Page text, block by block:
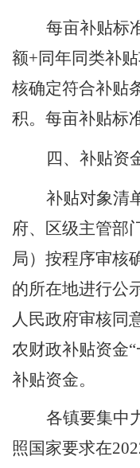
每亩补贴标
额+同年同类补
核确定符合补贴
积。每亩补贴标
四、补贴资
补贴对象清
府、区级主管部
局）按程序审核
的所在地进行公
人民政府审核同
农财政补贴资金
补贴资金。
各镇要集中
照国家要求在